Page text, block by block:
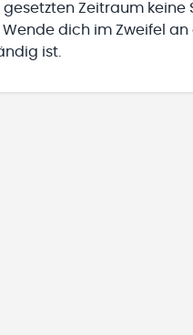
gesetzten Zeitraum
dich im Zweifel an
ist.